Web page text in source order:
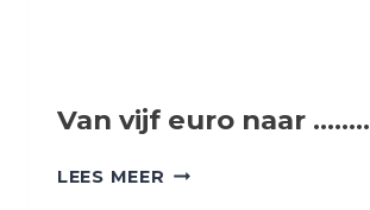
Van vijf euro naar ……..
LEES MEER VAN